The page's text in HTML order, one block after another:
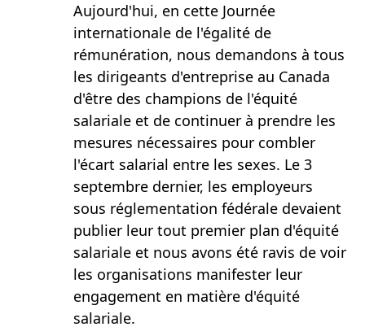
Aujourd'hui, en cette Journée
internationale de l'égalité de
rémunération, nous demandons à tous
les dirigeants d'entreprise au Canada
d'être des champions de l'équité
salariale et de continuer à prendre les
mesures nécessaires pour combler
l'écart salarial entre les sexes. Le 3
septembre dernier, les employeurs
sous réglementation fédérale devaient
publier leur tout premier plan d'équité
salariale et nous avons été ravis de voir
les organisations manifester leur
engagement en matière d'équité
salariale.